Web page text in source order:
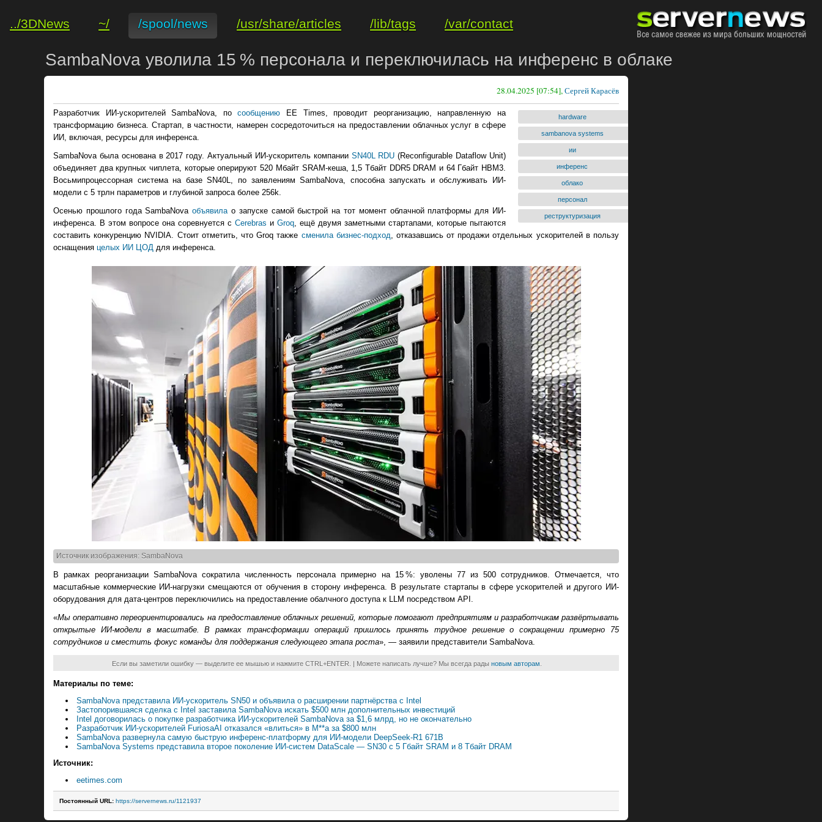
../3DNews ~/ /spool/news /usr/share/articles /lib/tags /var/contact
SambaNova уволила 15 % персонала и переключилась на инференс в облаке
28.04.2025 [07:54],Сергей Карасёв
hardware
sambanova systems
ии
инференс
облако
персонал
реструктуризация
Разработчик ИИ-ускорителей SambaNova, посообщению EE Times, проводит реорганизацию, направленную на
трансформацию бизнеса. Стартап, в частности, намерен сосредоточиться на предоставлении облачных услуг в сфере
ИИ, включая, ресурсы для инференса.
SambaNova была основана в 2017 году. Актуальный ИИ-ускоритель компании SN40L RDU(Reconfigurable Dataflow Unit)
объединяет два крупных чиплета, которые оперируют 520 Мбайт SRAM-кеша, 1,5 Тбайт DDR5 DRAM и 64 Гбайт HBM3.
Восьмипроцессорная система на базе SN40L, по заявлениям SambaNova, способна запускать и обслуживать ИИ-
модели с 5 трлн параметров и глубиной запроса более 256k.
Осенью прошлого года SambaNovaобъявилао запуске самой быстрой на тот момент облачной платформы для ИИ-
инференса. В этом вопросе она соревнуется с Cerebras и Groq, ещё двумя заметными стартапами, которые пытаются
составить конкуренцию NVIDIA. Стоит отметить, что Groq также сменила бизнес-подход, отказавшись от продажи отдельных ускорителей в пользу
оснащения целых ИИ ЦОД для инференса.
Источник изображения: SambaNova
В рамках реорганизации SambaNova сократила численность персонала примерно на 15 %: уволены 77 из 500 сотрудников. Отмечается, что
масштабные коммерческие ИИ-нагрузки смещаются от обучения в сторону инференса. В результате стартапы в сфере ускорителей и другого ИИ-
оборудования для дата-центров переключились на предоставление обалчного доступа к LLM посредством API.
«Мы оперативно переориентировались на предоставление облачных решений, которые помогают предприятиям и разработчикам развёртывать
открытые ИИ-модели в масштабе. В рамках трансформации операций пришлось принять трудное решение о сокращении примерно 75
сотрудников и сместить фокус команды для поддержания следующего этапа роста», — заявили представители SambaNova.
Если вы заметили ошибку — выделите ее мышью и нажмите CTRL+ENTER. | Можете написать лучше? Мы всегда рады новым авторам
Материалы по теме:
SambaNova представила ИИ-ускоритель SN50 и объявила о расширении партнёрства с Intel
Застопорившаяся сделка с Intel заставила SambaNova искать $500 млн дополнительных инвестиций
Intel договорилась о покупке разработчика ИИ-ускорителей SambaNova за $1,6 млрд, но не окончательно
Разработчик ИИ-ускорителей FuriosaAI отказался «влиться» в M**a за $800 млн
SambaNova развернула самую быструю инференс-платформу для ИИ-модели DeepSeek-R1 671B
SambaNova Systems представила второе поколение ИИ-систем DataScale — SN30 с 5 Гбайт SRAM и 8 Тбайт DRAM
Источник:
eetimes.com
Постоянный URL: https://servernews.ru/1121937